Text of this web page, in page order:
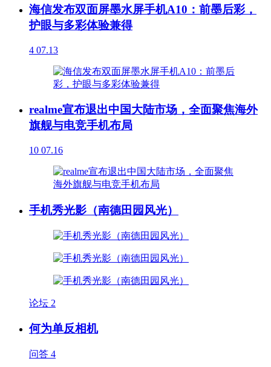
海信发布双面屏墨水屏手机A10：前墨后彩，
护眼与多彩体验兼得
4 07.13
realme宣布退出中国大陆市场，全面聚焦海外
旗舰与电竞手机布局
10 07.16
手机秀光影（南德田园风光）
论坛 2
何为单反相机
问答 4